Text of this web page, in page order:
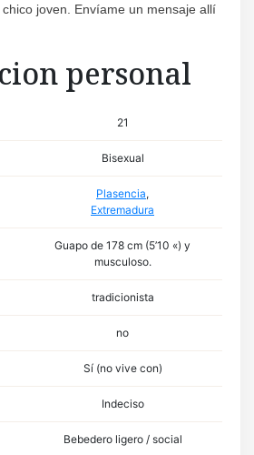
joven. Envíame un mensaje allí
personal
21
Bisexual
Plasencia,
Extremadura
Guapo de 178 cm (5’10 «) y
musculoso.
tradicionista
no
Sí (no vive con)
Indeciso
Bebedero ligero / social